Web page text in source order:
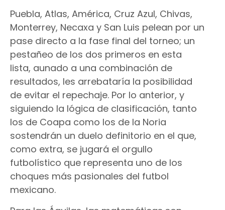
Puebla, Atlas, América, Cruz Azul, Chivas,
Monterrey, Necaxa y San Luis pelean por un
pase directo a la fase final del torneo; un
pestañeo de los dos primeros en esta
lista, aunado a una combinación de
resultados, les arrebataría la posibilidad
de evitar el repechaje. Por lo anterior, y
siguiendo la lógica de clasificación, tanto
los de Coapa como los de la Noria
sostendrán un duelo definitorio en el que,
como extra, se jugará el orgullo
futbolístico que representa uno de los
choques más pasionales del futbol
mexicano.